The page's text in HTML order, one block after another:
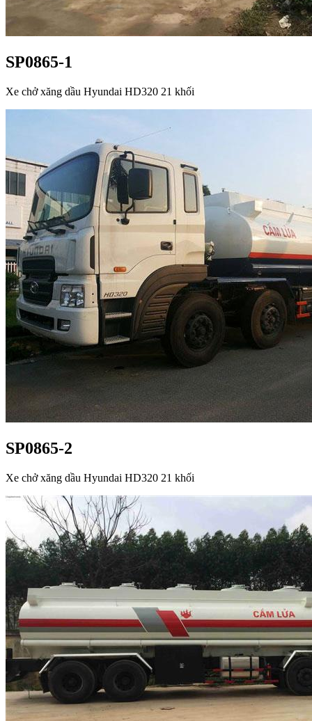
SP0865-1
Xe chở xăng dầu Hyundai HD320 21 khối
SP0865-2
Xe chở xăng dầu Hyundai HD320 21 khối